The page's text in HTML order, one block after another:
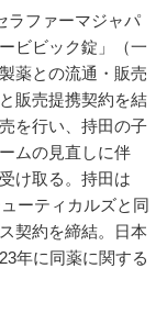
ラファーマジャパ
ビビック錠」（一
薬との流通・販売
販売提携契約を結
を行い、持田の子
ムの見直しに伴
け取る。持田は
ーティカルズと同
契約を締結。日本
年に同薬に関する